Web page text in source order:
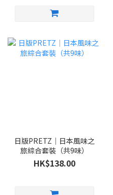
日版PRETZ｜日本風味之
旅綜合套裝（共9味）
HK$138.00